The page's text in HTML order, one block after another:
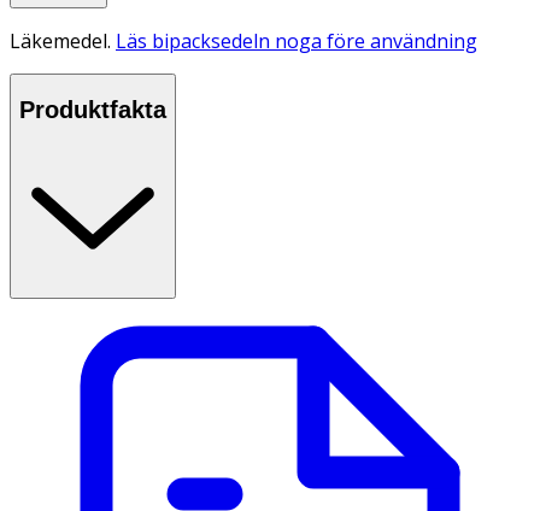
Läkemedel. Läs bipacksedeln noga före användning
Produktfakta